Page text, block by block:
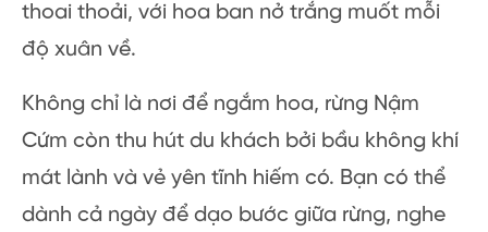
thoai thoải, với hoa ban nở trắng muốt mỗi
độ xuân về.
Không chỉ là nơi để ngắm hoa, rừng Nậm
Cứm còn thu hút du khách bởi bầu không khí
mát lành và vẻ yên tĩnh hiếm có. Bạn có thể
dành cả ngày để dạo bước giữa rừng, nghe